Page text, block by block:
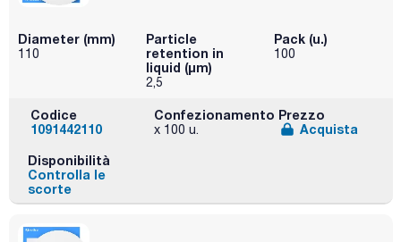
Diameter (mm)
110
Particle
retention in
liquid (μm)
2,5
Pack (u.)
100
Codice
1091442110
Confezionamento
x 100 u.
Prezzo
Acquista
Disponibilità
Controlla le
scorte